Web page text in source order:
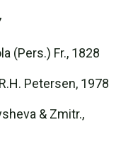
(Pers.) Fr., 1828
Petersen, 1978
& Zmitr.,